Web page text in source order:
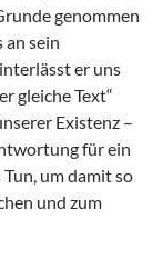
genommen
an sein
er uns
gleiche Text“
Existenz –
für ein
um damit so
und zum